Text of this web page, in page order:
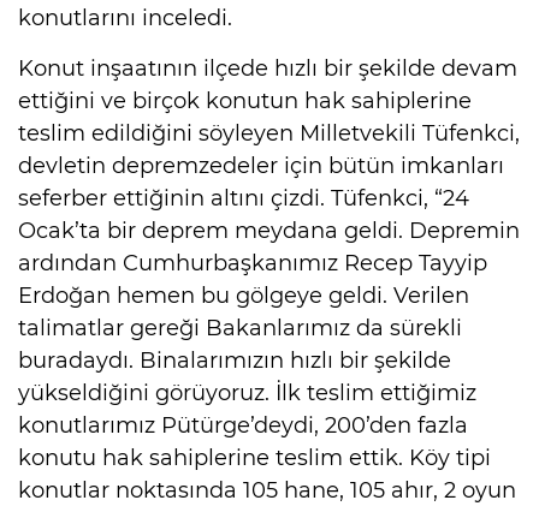
konutlarını inceledi.
Konut inşaatının ilçede hızlı bir şekilde devam
ettiğini ve birçok konutun hak sahiplerine
teslim edildiğini söyleyen Milletvekili Tüfenkci,
devletin depremzedeler için bütün imkanları
seferber ettiğinin altını çizdi. Tüfenkci, “24
Ocak’ta bir deprem meydana geldi. Depremin
ardından Cumhurbaşkanımız Recep Tayyip
Erdoğan hemen bu gölgeye geldi. Verilen
talimatlar gereği Bakanlarımız da sürekli
buradaydı. Binalarımızın hızlı bir şekilde
yükseldiğini görüyoruz. İlk teslim ettiğimiz
konutlarımız Pütürge’deydi, 200’den fazla
konutu hak sahiplerine teslim ettik. Köy tipi
konutlar noktasında 105 hane, 105 ahır, 2 oyun